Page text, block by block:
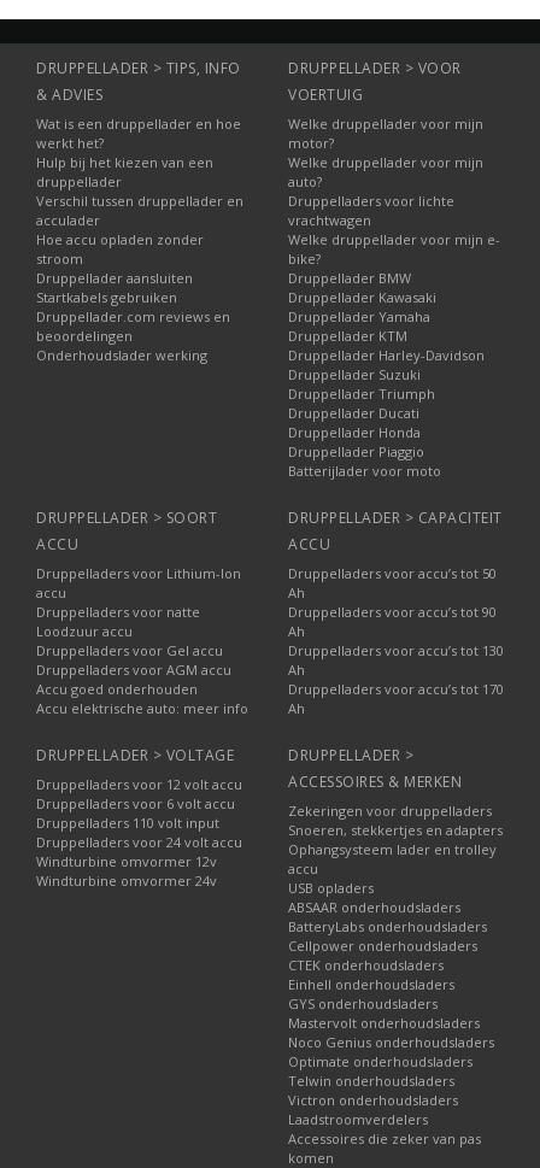
kunt u 4 accu's
gelijktijdig laden en...
DRUPPELLADER > TIPS, INFO
& ADVIES
Wat is een druppellader en hoe
werkt het?
Hulp bij het kiezen van een
druppellader
Verschil tussen druppellader en
acculader
Hoe accu opladen zonder
stroom
Druppellader aansluiten
Startkabels gebruiken
Druppellader.com reviews en
beoordelingen
Onderhoudslader werking
DRUPPELLADER > VOOR
VOERTUIG
Welke druppellader voor mijn
motor?
Welke druppellader voor mijn
auto?
Druppelladers voor lichte
vrachtwagen
Welke druppellader voor mijn e-
bike?
Druppellader BMW
Druppellader Kawasaki
Druppellader Yamaha
Druppellader KTM
Druppellader Harley-Davidson
Druppellader Suzuki
Druppellader Triumph
Druppellader Ducati
Druppellader Honda
Druppellader Piaggio
Batterijlader voor moto
DRUPPELLADER > SOORT
ACCU
Druppelladers voor Lithium-Ion
accu
Druppelladers voor natte
Loodzuur accu
Druppelladers voor Gel accu
Druppelladers voor AGM accu
Accu goed onderhouden
Accu elektrische auto: meer info
DRUPPELLADER > CAPACITEIT
ACCU
Druppelladers voor accu’s tot 50
Ah
Druppelladers voor accu’s tot 90
Ah
Druppelladers voor accu’s tot 130
Ah
Druppelladers voor accu’s tot 170
Ah
DRUPPELLADER > VOLTAGE
Druppelladers voor 12 volt accu
Druppelladers voor 6 volt accu
Druppelladers 110 volt input
Druppelladers voor 24 volt accu
Windturbine omvormer 12v
Windturbine omvormer 24v
DRUPPELLADER >
ACCESSOIRES & MERKEN
Zekeringen voor druppelladers
Snoeren, stekkertjes en adapters
Ophangsysteem lader en trolley
accu
USB opladers
ABSAAR onderhoudsladers
BatteryLabs onderhoudsladers
Cellpower onderhoudsladers
CTEK onderhoudsladers
Einhell onderhoudsladers
GYS onderhoudsladers
Mastervolt onderhoudsladers
Noco Genius onderhoudsladers
Optimate onderhoudsladers
Telwin onderhoudsladers
Victron onderhoudsladers
Laadstroomverdelers
Accessoires die zeker van pas
komen